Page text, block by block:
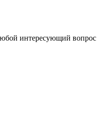
интересующий вопрос